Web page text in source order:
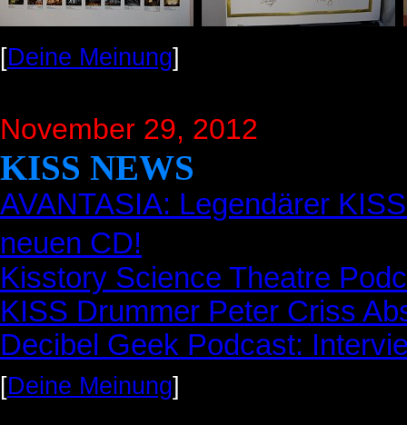
[Deine Meinung]
November 29, 2012
KISS NEWS
AVANTASIA: Legendärer
neuen CD!
Kisstory Science Theatre
KISS Drummer Peter Criss
Decibel Geek Podcast:
[Deine Meinung]